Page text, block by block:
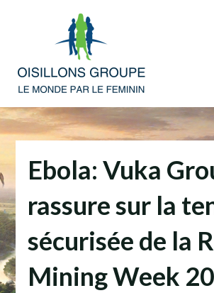
Ebola: Vuka
rassure sur la
sécurisée de la
Mining Week